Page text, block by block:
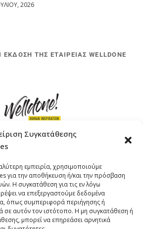
Συγκατάθεσης
εμπειρία, χρησιμοποιούμε
για την αποθήκευση ή/και την πρόσβαση
Η συγκατάθεση για τις εν λόγω
να επεξεργαστούμε δεδομένα
όπως συμπεριφορά περιήγησης ή
σε αυτόν τον ιστότοπο. Η μη συγκατάθεση ή
μπορεί να επηρεάσει αρνητικά
2026
ΤΗΣ ΕΤΑΙΡΕΙΑΣ WELLDONE